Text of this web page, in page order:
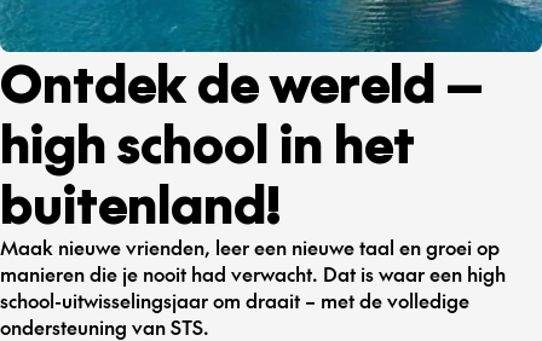
Ontdek de wereld —
high school in het
buitenland!
Maak nieuwe vrienden, leer een nieuwe taal en groei op
manieren die je nooit had verwacht. Dat is waar een high
school-uitwisselingsjaar om draait – met de volledige
ondersteuning van STS.